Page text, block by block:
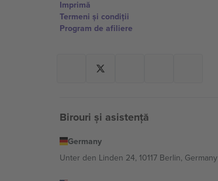
Imprimă
Termeni și condiții
Program de afiliere
Birouri și asistență
Germany
Unter den Linden 24, 10117 Berlin, Germany